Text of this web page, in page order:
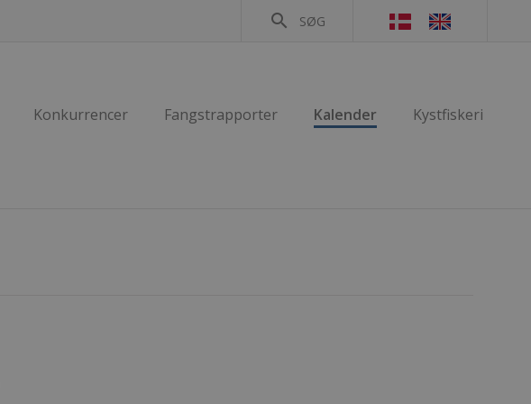
search SØG
Konkurrencer Fangstrapporter Kalender Kystfiskeri